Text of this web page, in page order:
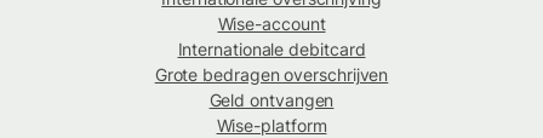
Wise-account
Internationale debitcard
Grote bedragen overschrijven
Geld ontvangen
Wise-platform